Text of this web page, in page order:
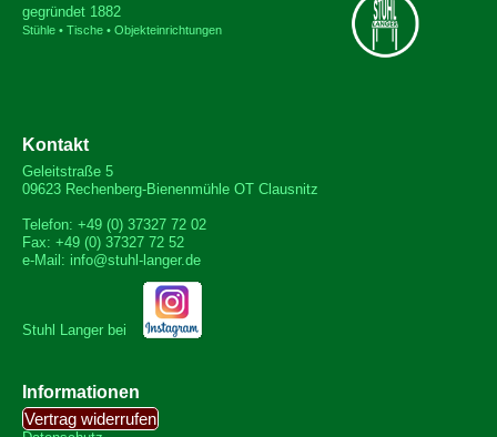
gegründet 1882
Stühle • Tische • Objekteinrichtungen
Kontakt
Geleitstraße 5
09623 Rechenberg-Bienenmühle OT Clausnitz
Telefon: +49 (0) 37327 72 02
Fax: +49 (0) 37327 72 52
e-Mail: info@stuhl-langer.de
Stuhl Langer bei
Informationen
Vertrag widerrufen